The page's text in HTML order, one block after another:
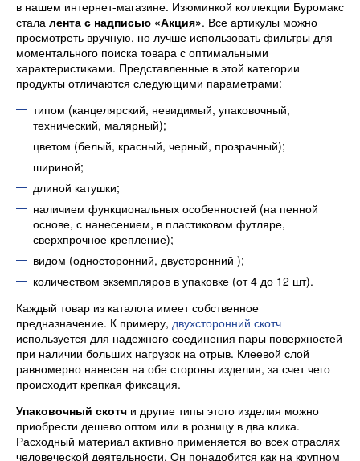
в нашем интернет-магазине. Изюминкой коллекции Буромакс
стала лента с надписью «Акция». Все артикулы можно
просмотреть вручную, но лучше использовать фильтры для
моментального поиска товара с оптимальными
характеристиками. Представленные в этой категории
продукты отличаются следующими параметрами:
типом (канцелярский, невидимый, упаковочный,
технический, малярный);
цветом (белый, красный, черный, прозрачный);
шириной;
длиной катушки;
наличием функциональных особенностей (на пенной
основе, с нанесением, в пластиковом футляре,
сверхпрочное крепление);
видом (односторонний, двусторонний );
количеством экземпляров в упаковке (от 4 до 12 шт).
Каждый товар из каталога имеет собственное
предназначение. К примеру, двухсторонний скотч
используется для надежного соединения пары поверхностей
при наличии больших нагрузок на отрыв. Клеевой слой
равномерно нанесен на обе стороны изделия, за счет чего
происходит крепкая фиксация.
Упаковочный скотч и другие типы этого изделия можно
приобрести дешево оптом или в розницу в два клика.
Расходный материал активно применяется во всех отраслях
человеческой деятельности. Он понадобится как на крупном